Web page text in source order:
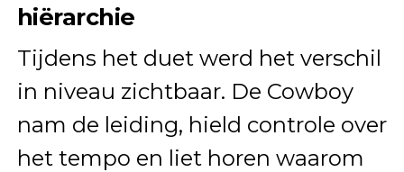
hiërarchie
Tijdens het duet werd het verschil
in niveau zichtbaar. De Cowboy
nam de leiding, hield controle over
het tempo en liet horen waarom